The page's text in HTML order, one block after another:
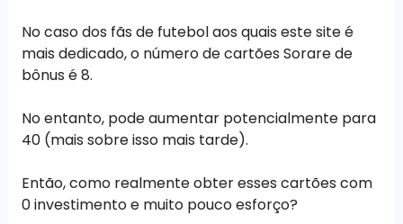
No caso dos fãs de futebol aos quais este site é
mais dedicado, o número de cartões Sorare de
bônus é 8.
No entanto, pode aumentar potencialmente para
40 (mais sobre isso mais tarde).
Então, como realmente obter esses cartões com
0 investimento e muito pouco esforço?